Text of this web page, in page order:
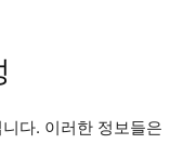
다. 이러한 정보들은